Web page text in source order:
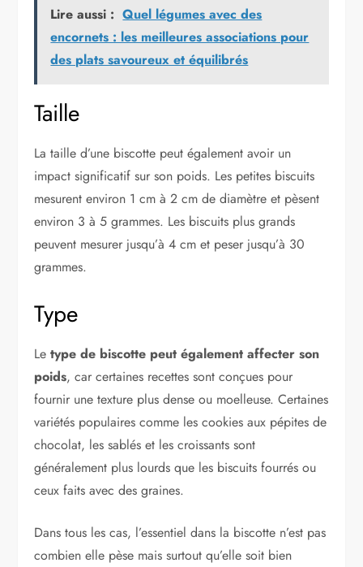
Lire aussi : Quel légumes avec des
encornets : les meilleures associations pour
des plats savoureux et équilibrés
Taille
La taille d’une biscotte peut également avoir un
impact significatif sur son poids. Les petites biscuits
mesurent environ 1 cm à 2 cm de diamètre et pèsent
environ 3 à 5 grammes. Les biscuits plus grands
peuvent mesurer jusqu’à 4 cm et peser jusqu’à 30
grammes.
Type
Le type de biscotte peut également affecter son
poids, car certaines recettes sont conçues pour
fournir une texture plus dense ou moelleuse. Certaines
variétés populaires comme les cookies aux pépites de
chocolat, les sablés et les croissants sont
généralement plus lourds que les biscuits fourrés ou
ceux faits avec des graines.
Dans tous les cas, l’essentiel dans la biscotte n’est pas
combien elle pèse mais surtout qu’elle soit bien